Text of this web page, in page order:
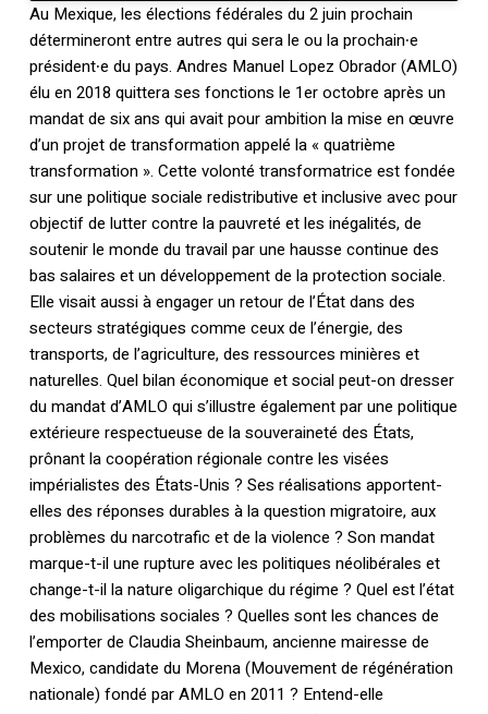
Au Mexique, les élections fédérales du 2 juin prochain
détermineront entre autres qui sera le ou la prochain∙e
président∙e du pays. Andres Manuel Lopez Obrador (AMLO)
élu en 2018 quittera ses fonctions le 1er octobre après un
mandat de six ans qui avait pour ambition la mise en œuvre
d’un projet de transformation appelé la « quatrième
transformation ». Cette volonté transformatrice est fondée
sur une politique sociale redistributive et inclusive avec pour
objectif de lutter contre la pauvreté et les inégalités, de
soutenir le monde du travail par une hausse continue des
bas salaires et un développement de la protection sociale.
Elle visait aussi à engager un retour de l’État dans des
secteurs stratégiques comme ceux de l’énergie, des
transports, de l’agriculture, des ressources minières et
naturelles. Quel bilan économique et social peut-on dresser
du mandat d’AMLO qui s’illustre également par une politique
extérieure respectueuse de la souveraineté des États,
prônant la coopération régionale contre les visées
impérialistes des États-Unis ? Ses réalisations apportent-
elles des réponses durables à la question migratoire, aux
problèmes du narcotrafic et de la violence ? Son mandat
marque-t-il une rupture avec les politiques néolibérales et
change-t-il la nature oligarchique du régime ? Quel est l’état
des mobilisations sociales ? Quelles sont les chances de
l’emporter de Claudia Sheinbaum, ancienne mairesse de
Mexico, candidate du Morena (Mouvement de régénération
nationale) fondé par AMLO en 2011 ? Entend-elle